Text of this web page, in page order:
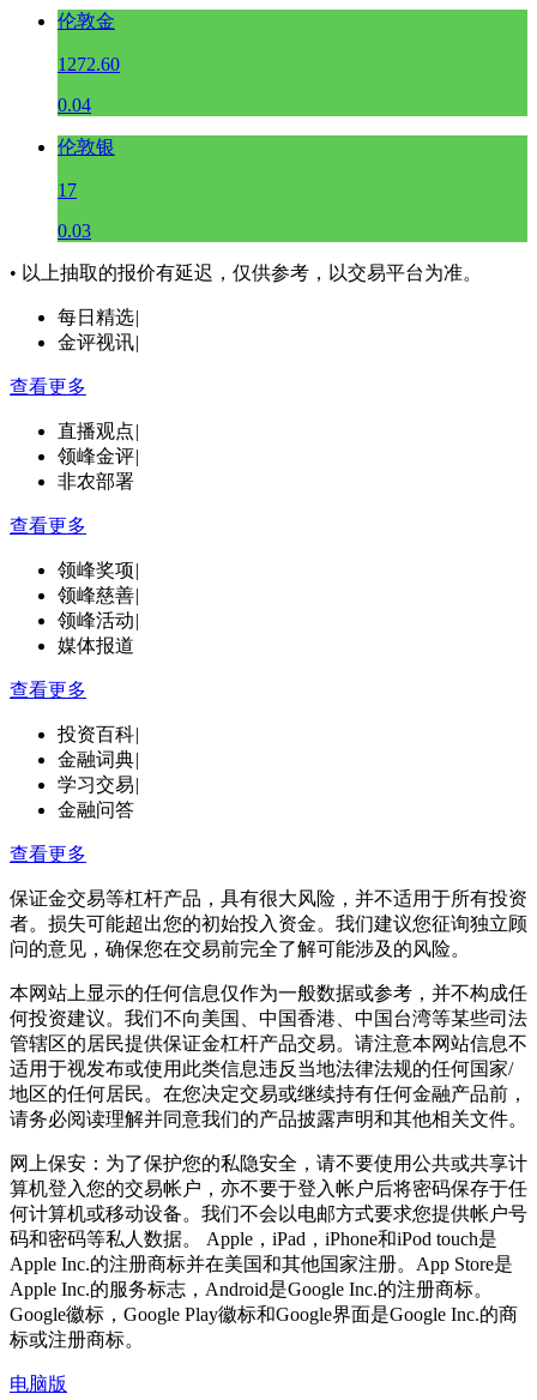
伦敦金
1272.60
0.04
伦敦银
17
0.03
• 以上抽取的报价有延迟，仅供参考，以交易平台为准。
每日精选|
金评视讯|
查看更多
直播观点|
领峰金评|
非农部署
查看更多
领峰奖项|
领峰慈善|
领峰活动|
媒体报道
查看更多
投资百科|
金融词典|
学习交易|
金融问答
查看更多
保证金交易等杠杆产品，具有很大风险，并不适用于所有投资
者。损失可能超出您的初始投入资金。我们建议您征询独立顾
问的意见，确保您在交易前完全了解可能涉及的风险。
本网站上显示的任何信息仅作为一般数据或参考，并不构成任
何投资建议。我们不向美国、中国香港、中国台湾等某些司法
管辖区的居民提供保证金杠杆产品交易。请注意本网站信息不
适用于视发布或使用此类信息违反当地法律法规的任何国家/
地区的任何居民。在您决定交易或继续持有任何金融产品前，
请务必阅读理解并同意我们的产品披露声明和其他相关文件。
网上保安：为了保护您的私隐安全，请不要使用公共或共享计
算机登入您的交易帐户，亦不要于登入帐户后将密码保存于任
何计算机或移动设备。我们不会以电邮方式要求您提供帐户号
码和密码等私人数据。 Apple，iPad，iPhone和iPod touch是
Apple Inc.的注册商标并在美国和其他国家注册。App Store是
Apple Inc.的服务标志，Android是Google Inc.的注册商标。
Google徽标，Google Play徽标和Google界面是Google Inc.的商
标或注册商标。
电脑版